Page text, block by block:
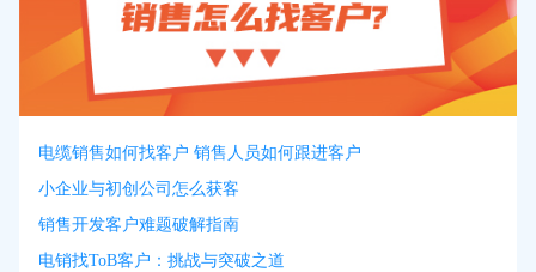
电缆销售如何找客户 销售人员如何跟进客户
小企业与初创公司怎么获客
销售开发客户难题破解指南
电销找ToB客户：挑战与突破之道